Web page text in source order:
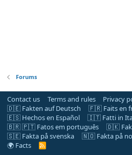
Forums
Contact us Terms and rules Privacy
🇩🇪 Fakten auf Deutsch
🇫🇷 Faits en
🇪🇸 Hechos en Español
🇮🇹 Fatti in
🇧🇷 🇵🇹 Fatos em português
🇩🇰
🇸🇪 Fakta på svenska
🇳🇴 Fakta på
🌍 Facts
R